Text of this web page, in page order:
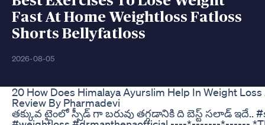
Fast At Home Weightloss Fatloss
Shorts Bellyfatloss
2026-08-05
20 How Does Himalaya Ayurslim Help In Weight
Review By Pharmadevi
తక్కువ టైంలో స్పీడ్ గా బరువు తగ్గడానికి ది బెస్ట్ సలాడ్ ఇదే..